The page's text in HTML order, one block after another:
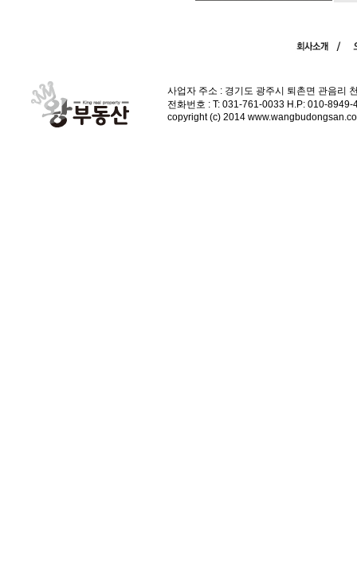
사업자 주소 : 경기도 광주시 퇴촌면 관음리
전화번호 : T: 031-761-0033 H.P: 010-
copyright (c) 2014